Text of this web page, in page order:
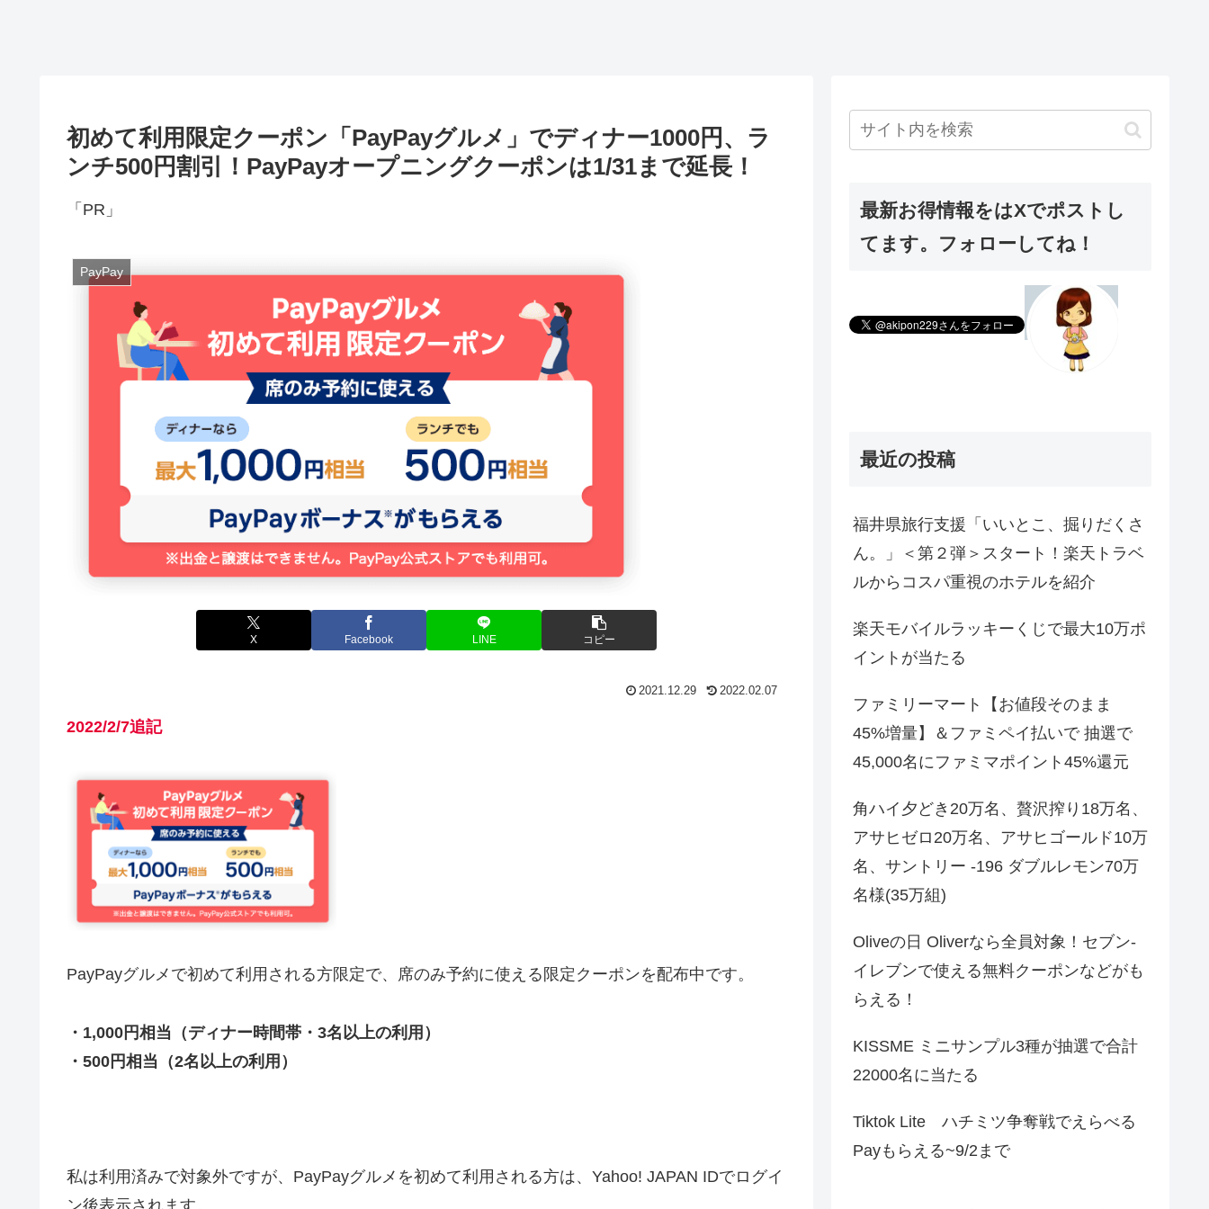
初めて利用限定クーポン「PayPayグルメ」でディナー1000円、ラ
ンチ500円割引！PayPayオープニングクーポンは1/31まで延長！
「PR」
PayPay
X Facebook LINE コピー
2021.12.29 2022.02.07
2022/2/7追記
PayPayグルメで初めて利用される方限定で、席のみ予約に使える限定クーポンを配布中です。
・1,000円相当（ディナー時間帯・3名以上の利用）
・500円相当（2名以上の利用）
私は利用済みで対象外ですが、PayPayグルメを初めて利用される方は、Yahoo! JAPAN IDでログイ
最新お得情報をはXでポストし
てます。フォローしてね！
最近の投稿
福井県旅行支援「いいとこ、掘りだくさ
ん。」＜第２弾＞スタート！楽天トラベ
ルからコスパ重視のホテルを紹介
楽天モバイルラッキーくじで最大10万ポ
イントが当たる
ファミリーマート【お値段そのまま
45%増量】＆ファミペイ払いで 抽選で
45,000名にファミマポイント45%還元
角ハイ夕どき20万名、贅沢搾り18万名、
アサヒゼロ20万名、アサヒゴールド10万
名、サントリー -196 ダブルレモン70万
名様(35万組)
Oliveの日 Oliverなら全員対象！セブン‐
イレブンで使える無料クーポンなどがも
らえる！
KISSME ミニサンプル3種が抽選で合計
22000名に当たる
Tiktok Lite ハチミツ争奪戦でえらべる
Payもらえる~9/2まで